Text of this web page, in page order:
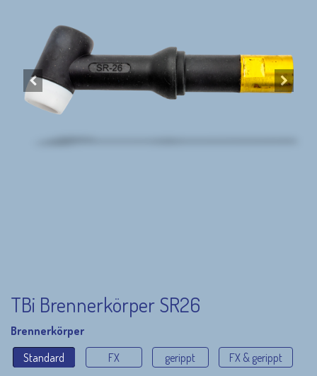
TBi Brennerkörper SR26
Brennerkörper
Standard
FX gerippt FX & gerippt